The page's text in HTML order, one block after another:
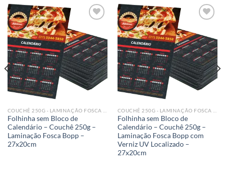
Add to
wishlist
Folhinha sem Bloco de
Calendário – Couchê 250g –
Laminação Fosca Bopp –
27x20cm
Add to
wishlist
Folhinha sem Bloco de
Calendário – Couchê 250g –
Laminação Fosca Bopp com
Verniz UV Localizado –
27x20cm